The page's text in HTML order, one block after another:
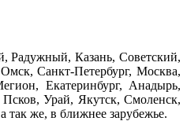
Радужный, Казань, Советский,
Санкт-Петербург, Москва,
Екатеринбург, Анадырь,
Урай, Якутск, Смоленск,
же, в ближнее зарубежье.